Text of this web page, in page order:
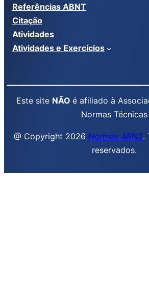
Referências ABNT
Citação
Atividades
Atividades e Exercícios
Este site NÃO é afiliado à
Normas Técnicas
@ Copyright 2026 Normas ABNT.
reservados.